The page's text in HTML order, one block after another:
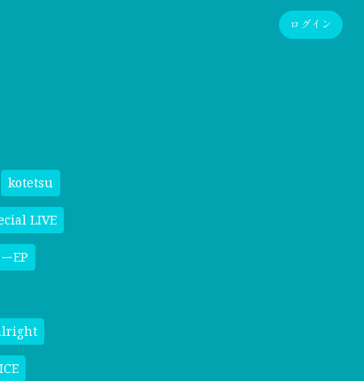
ログイン
kotetsu
LIVE
EP